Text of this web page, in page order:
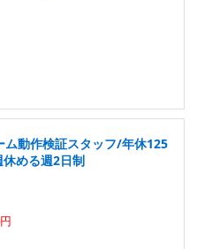
動作検証スタッフ/年休125
める週2日制